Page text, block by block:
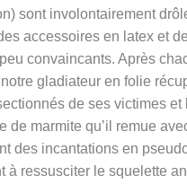
sont involontairement
accessoires en latex et
convaincants. Après
gladiateur en folie
de ses victimes et
de marmite qu’il remue
des incantations en
à ressusciter le squelette